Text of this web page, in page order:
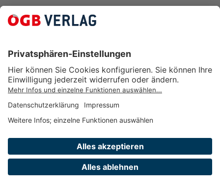
Langtitel
Abfertigungsansprüche für Arbeiter geschaffen
sowie das Angestelltengesetz, das
Gutsangestelltengesetz, das
Entgeltsicherungsgesetz geändert werden
(Arbeiter-Abfertigungsgesetz)
StF: BGBl. Nr. 107/1979 (NR: GP XIV IA 109/A und
136/A AB 1215 S. 120. BR: AB 1990 S. 384.)
Änderung